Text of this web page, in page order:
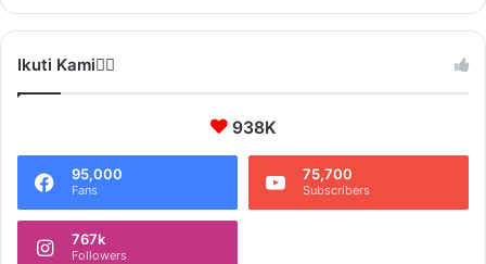
Ikuti Kami❤️‍🔥
938K
95,000
Fans
75,700
Subscribers
767k
Followers